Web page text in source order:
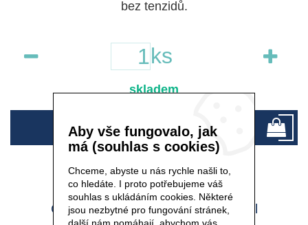
bez tenzidů.
ks
skladem
300 Kč
ČISTICÍ MLÉKO SPECIAL - 200 ml
Aby vše fungovalo, jak
má (souhlas s cookies)
Chceme, abyste u nás rychle našli to,
co hledáte. I proto potřebujeme váš
souhlas s ukládáním cookies. Některé
jsou nezbytné pro fungování stránek,